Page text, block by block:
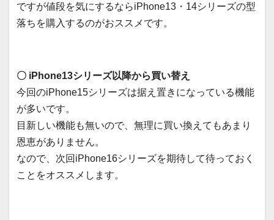
ですが値段を気にするならiPhone13・14シリーズの型
落ちを購入するのがおススメです。
〇 iPhone13シリーズ以降から買い替え
今回のiPhone15シリーズは据え置きになっている機能
が多いです。
目新しい機能も無いので、無理に買い換えてもあまり
恩恵がありません。
なので、次回iPhone16シリーズを期待して待っておく
ことをオススメします。